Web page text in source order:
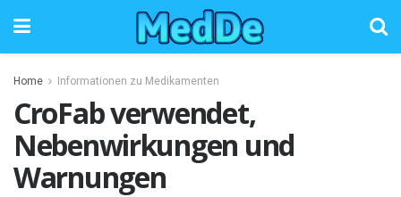
Home Informationen zu Medikamenten
CroFab verwendet,
Nebenwirkungen und
Warnungen